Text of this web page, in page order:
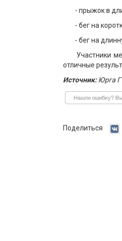
- прыжок в
- бег на
- бег на
Участники
отличные
Источник:Юрга
Поделиться